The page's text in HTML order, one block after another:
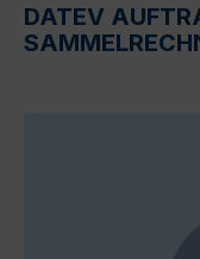
DATEV